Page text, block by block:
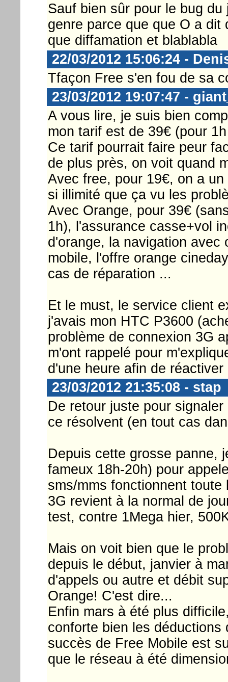
Sauf bien sûr pour le bug
genre parce que que O a
que diffamation et blablabla
22/03/2012 15:06:24 -
Tfaçon Free s'en fou de sa
23/03/2012 19:07:47 -
A vous lire, je suis bien
mon tarif est de 39€ (pour
Ce tarif pourrait faire peur
de plus près, on voit quand
Avec free, pour 19€, on a
si illimité que ça vu les
Avec Orange, pour 39€
1h), l'assurance casse+vol
d'orange, la navigation avec
mobile, l'offre orange
cas de réparation ...
Et le must, le service client
j'avais mon HTC P3600
problème de connexion 3G
m'ont rappelé pour
d'une heure afin de
23/03/2012 21:35:08 - stap
De retour juste pour
ce résolvent (en tout cas
Depuis cette grosse panne,
fameux 18h-20h) pour
sms/mms fonctionnent
3G revient à la normal de
test, contre 1Mega hier,
Mais on voit bien que le
depuis le début, janvier à
d'appels ou autre et débit
Orange! C'est dire...
Enfin mars à été plus
conforte bien les
succès de Free Mobile est
que le réseau à été